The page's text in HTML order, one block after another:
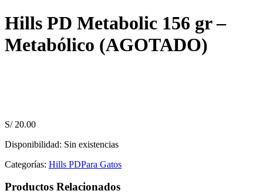
Hills PD Metabolic 156 gr –
Metabólico (AGOTADO)
S/20.00
Disponibilidad: Sin existencias
Categorías: Hills PDPara Gatos
Productos Relacionados